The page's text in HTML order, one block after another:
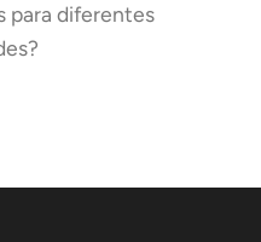
para diferentes